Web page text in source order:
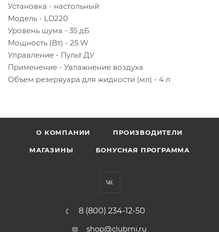
Установка - настольный
Модель - LD220
Уровень шума - 35 дБ
Мощность (Вт) - 25 W
Управление - Пульт ДУ
Применение - Увлажнение воздуха
Объем резервуара для жидкости (мл) - 4 л
О КОМПАНИИ ПРОИЗВОДИТЕЛИ
МАГАЗИНЫ БОНУСНАЯ ПРОГРАММА
8 (800) 234-12-50
shop@clubmi.ru